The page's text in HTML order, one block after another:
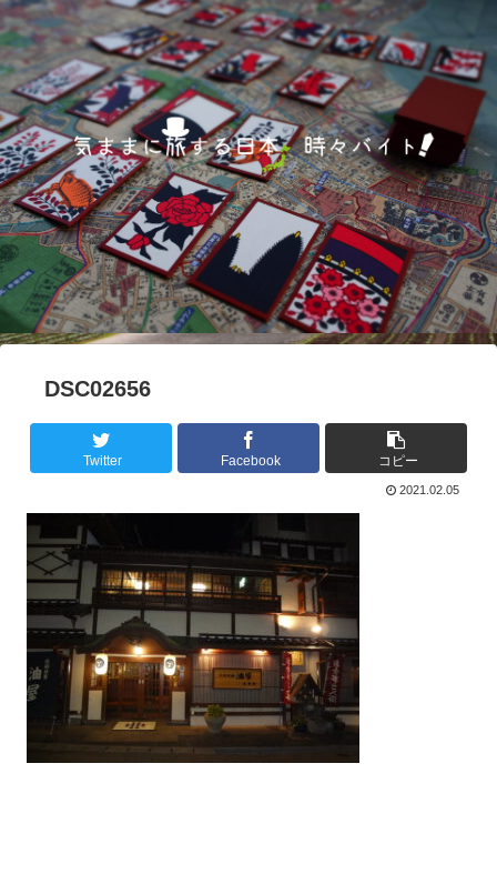
DSC02656
Twitter Facebook コピー
2021.02.05